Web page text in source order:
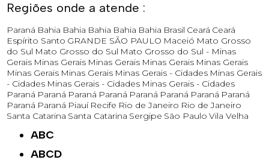
Regiões onde a atende :
Paraná Bahia Bahia Bahia Bahia Bahia Brasil Ceará Ceará
Espírito Santo GRANDE SÃO PAULO Maceió Mato Grosso
do Sul Mato Grosso do Sul Mato Grosso do Sul - Minas
Gerais Minas Gerais Minas Gerais Minas Gerais Minas Gerais
Minas Gerais Minas Gerais Minas Gerais - Cidades Minas Gerais
- Cidades Minas Gerais - Cidades Minas Gerais - Cidades
Paraná Paraná Paraná Paraná Paraná Paraná Paraná Paraná
Paraná Paraná Piauí Recife Rio de Janeiro Rio de Janeiro
Santa Catarina Santa Catarina Sergipe São Paulo Vila Velha
ABC
ABCD